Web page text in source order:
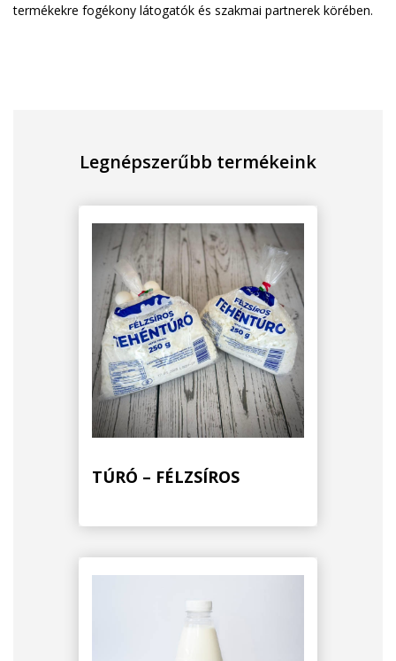
termékekre fogékony látogatók és szakmai partnerek körében.
Legnépszerűbb termékeink
TÚRÓ – FÉLZSÍROS